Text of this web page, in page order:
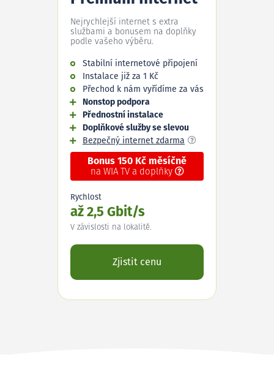
Nejrychlejší internet s extra
službami a bonusem na doplňky
podle vašeho výběru.
Stabilní internetové připojení
Instalace již za 1 Kč
Přechod k nám vyřídíme za vás
Nonstop podpora
Přednostní instalace
Doplňkové služby se slevou
Bezpečný internet zdarma
Bonus 150 Kč měsíčně
na WIA TV a doplňky
Rychlost
až 2,5 Gbit/s
V závislosti na lokalitě.
Zjistit cenu